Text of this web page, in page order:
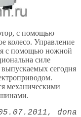
с помощью
колесо. Управление
с помощью ножной
силе
сегодня
механическими
dona